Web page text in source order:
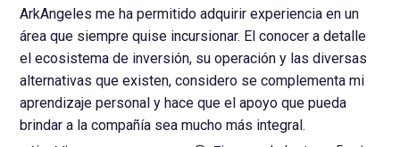
ArkAngeles me ha permitido adquirir experiencia en un
área que siempre quise incursionar. El conocer a detalle
el ecosistema de inversión, su operación y las diversas
alternativas que existen, considero se complementa mi
aprendizaje personal y hace que el apoyo que pueda
brindar a la compañía sea mucho más integral.